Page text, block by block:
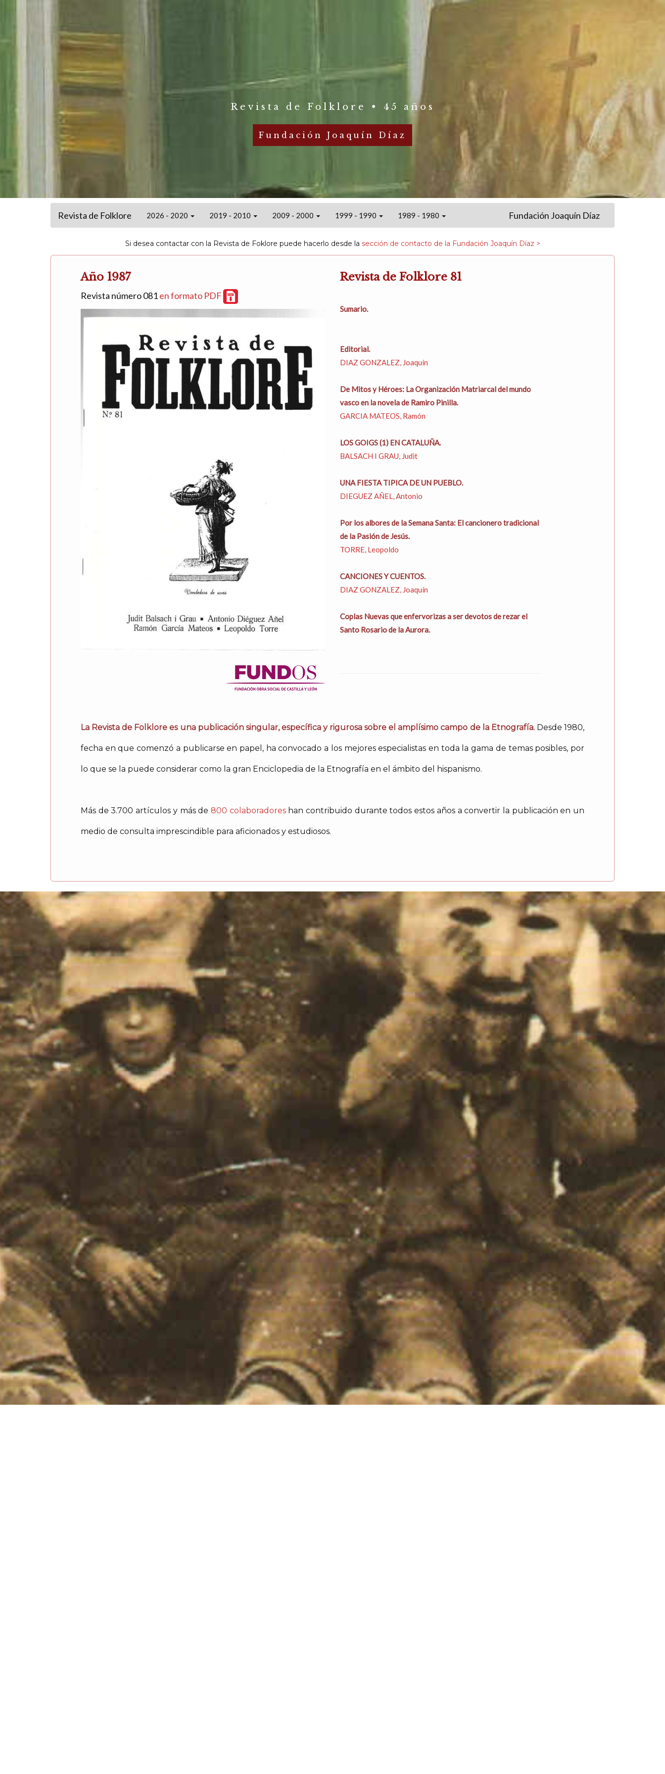
Revista de Folklore • 45 años
Fundación Joaquín Díaz
Revista de Folklore 2026 - 2020 2019 - 2010 2009 - 2000 1999 - 1990 1989 - 1980 Fundación Joaquín Díaz
Si desea contactar con la Revista de Foklore puede hacerlo desde la sección de contacto de la Fundación Joaquín Díaz >
Año 1987
Revista número 081en formato PDF
Revista de Folklore 81
Sumario.
Editorial.
DIAZ GONZALEZ, Joaquín
De Mitos y Héroes: La Organización Matriarcal del mundo
vasco en la novela de Ramiro Pinilla.
GARCIA MATEOS, Ramón
LOS GOIGS (1) EN CATALUÑA.
BALSACH I GRAU, Judit
UNA FIESTA TIPICA DE UN PUEBLO.
DIEGUEZ AÑEL, Antonio
Por los albores de la Semana Santa: El cancionero tradicional
de la Pasión de Jesús.
TORRE, Leopoldo
CANCIONES Y CUENTOS.
DIAZ GONZALEZ, Joaquín
Coplas Nuevas que enfervorizas a ser devotos de rezar el
Santo Rosario de la Aurora.
La Revista de Folklore es una publicación singular, específica y rigurosa sobre el amplísimo campo de la Etnografía.Desde 1980,
fecha en que comenzó a publicarse en papel, ha convocado a los mejores especialistas en toda la gama de temas posibles, por
lo que se la puede considerar como la gran Enciclopedia de la Etnografía en el ámbito del hispanismo.
Más de 3.700 artículos y más de 800 colaboradoreshan contribuido durante todos estos años a convertir la publicación en un
medio de consulta imprescindible para aficionados y estudiosos.